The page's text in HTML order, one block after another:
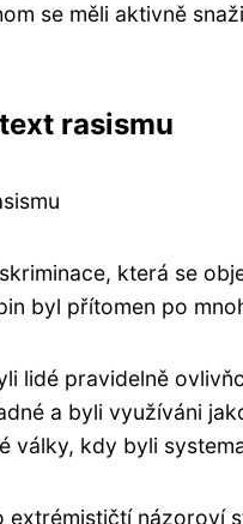
se měli aktivně
rasismu
která se
byl přítomen po
lidé pravidelně
a byli využíváni
války, kdy byli
extrémističtí názoroví